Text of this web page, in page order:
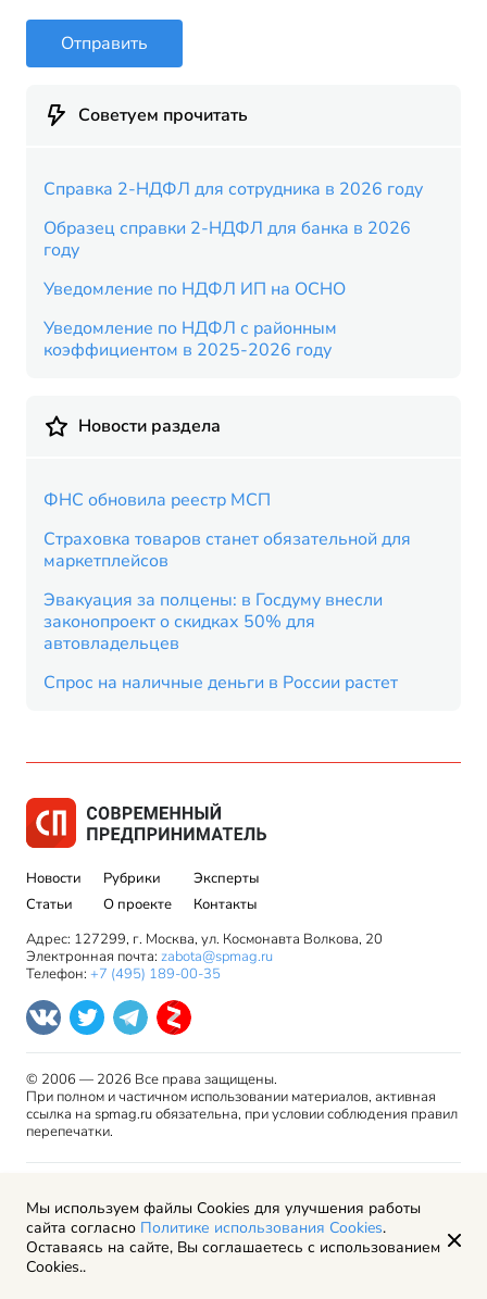
Отправить
Советуем прочитать
Справка 2-НДФЛ для сотрудника в 2026 году
Образец справки 2-НДФЛ для банка в 2026
году
Уведомление по НДФЛ ИП на ОСНО
Уведомление по НДФЛ с районным
коэффициентом в 2025-2026 году
Новости раздела
ФНС обновила реестр МСП
Страховка товаров станет обязательной для
маркетплейсов
Эвакуация за полцены: в Госдуму внесли
законопроект о скидках 50% для
автовладельцев
Спрос на наличные деньги в России растет
Новости
Статьи
Рубрики
О проекте
Эксперты
Контакты
Адрес: 127299, г. Москва, ул. Космонавта Волкова, 20
Электронная почта: zabota@spmag.ru
Телефон: +7 (495) 189-00-35
© 2006 — 2026 Все права защищены.
При полном и частичном использовании материалов, активная
ссылка на spmag.ru обязательна, при условии соблюдения правил
перепечатки.
права
Пользовательское соглашение
Политика обработки персональных данных
Рекламодателям
Мы используем файлы Cookies для улучшения работы
сайта согласно Политике использования Cookies.
Оставаясь на сайте, Вы соглашаетесь с использованием
Cookies..